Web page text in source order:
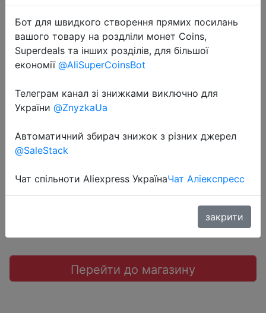
2023-11-10
UGREEN GaN 35W Fast Charger
Перейти до магазину
Бот для швидкого створення прямих посилань
вашого товару на роздліли монет Coins,
Superdeals та інших розділів, для більшої
економії @AliSuperCoinsBot
Телеграм канал зі знижками виключно для
України @ZnyzkaUa
Автоматичний збирач знижок з різних джерел
@SaleStack
Чат спільноти Aliexpress УкраїнаЧат Аліекспресс
закрити